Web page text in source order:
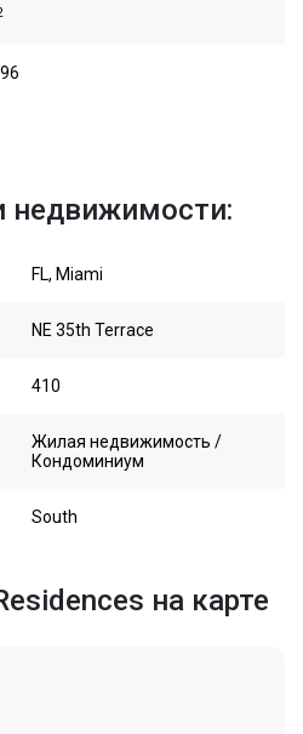
недвижимости:
FL, Miami
NE 35th Terrace
410
Жилая недвижимость /
Кондоминиум
South
на карте